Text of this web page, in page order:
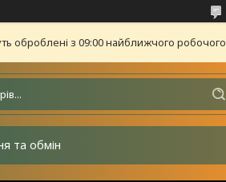
оброблені з 09:00 найближчого
та обмін